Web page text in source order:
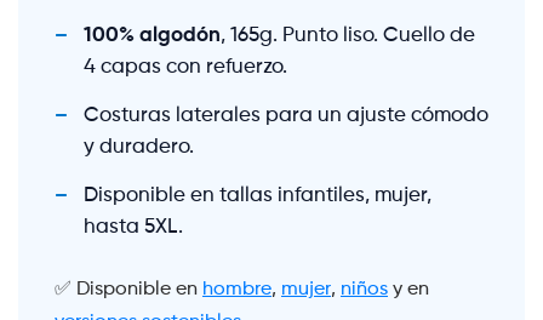
100% algodón, 165g. Punto liso. Cuello de
4 capas con refuerzo.
Costuras laterales para un ajuste cómodo
y duradero.
Disponible en tallas infantiles, mujer,
hasta 5XL.
✅ Disponible en hombre, mujer, niños y en